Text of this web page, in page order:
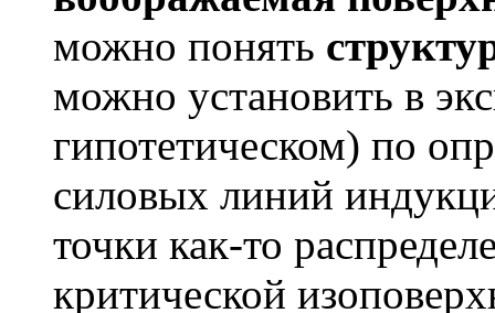
можно понять
можно установить в
гипотетическом) по
силовых линий
точки как-то
критической